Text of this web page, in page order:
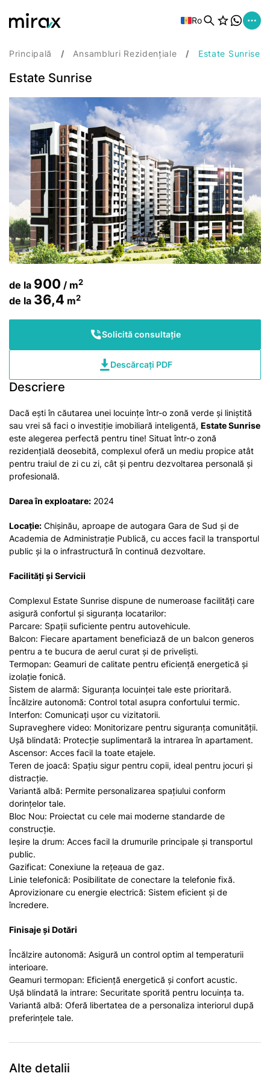
Ro
Principală Ansambluri Rezidențiale Estate Sunrise
Estate Sunrise
1/4
Descriere
Dacă ești în căutarea unei locuințe într-o zonă verde și liniștită
sau vrei să faci o investiție imobiliară inteligentă, Estate Sunrise
este alegerea perfectă pentru tine! Situat într-o zonă
rezidențială deosebită, complexul oferă un mediu propice atât
pentru traiul de zi cu zi, cât și pentru dezvoltarea personală și
profesională.
Darea în exploatare: 2024
Locație: Chișinău, aproape de autogara Gara de Sud și de
Academia de Administrație Publică, cu acces facil la transportul
public și la o infrastructură în continuă dezvoltare.
Facilități și Servicii
Complexul Estate Sunrise dispune de numeroase facilități care
asigură confortul și siguranța locatarilor:
Parcare: Spații suficiente pentru autovehicule.
Balcon: Fiecare apartament beneficiază de un balcon generos
pentru a te bucura de aerul curat și de priveliști.
Termopan: Geamuri de calitate pentru eficiență energetică și
izolație fonică.
Sistem de alarmă: Siguranța locuinței tale este prioritară.
Încălzire autonomă: Control total asupra confortului termic.
Interfon: Comunicați ușor cu vizitatorii.
Supraveghere video: Monitorizare pentru siguranța comunității.
Ușă blindată: Protecție suplimentară la intrarea în apartament.
Ascensor: Acces facil la toate etajele.
Teren de joacă: Spațiu sigur pentru copii, ideal pentru jocuri și
distracție.
Variantă albă: Permite personalizarea spațiului conform
dorințelor tale.
Bloc Nou: Proiectat cu cele mai moderne standarde de
construcție.
Ieșire la drum: Acces facil la drumurile principale și transportul
public.
Gazificat: Conexiune la rețeaua de gaz.
Linie telefonică: Posibilitate de conectare la telefonie fixă.
Aprovizionare cu energie electrică: Sistem eficient și de
încredere.
Finisaje și Dotări
Încălzire autonomă: Asigură un control optim al temperaturii
interioare.
Geamuri termopan: Eficiență energetică și confort acustic.
Ușă blindată la intrare: Securitate sporită pentru locuința ta.
Variantă albă: Oferă libertatea de a personaliza interiorul după
preferințele tale.
Alte detalii
de la 900 / m2
de la 36,4 m2
Solicită consultație
Descărcați PDF